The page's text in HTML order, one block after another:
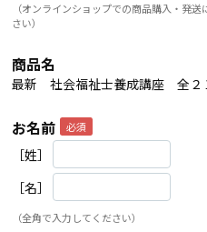
（オンラインショップでの商品購入・発
さい）
商品名
最新 社会福祉士養成講座 全２
お名前
［姓］
［名］
（全角で入力してください）